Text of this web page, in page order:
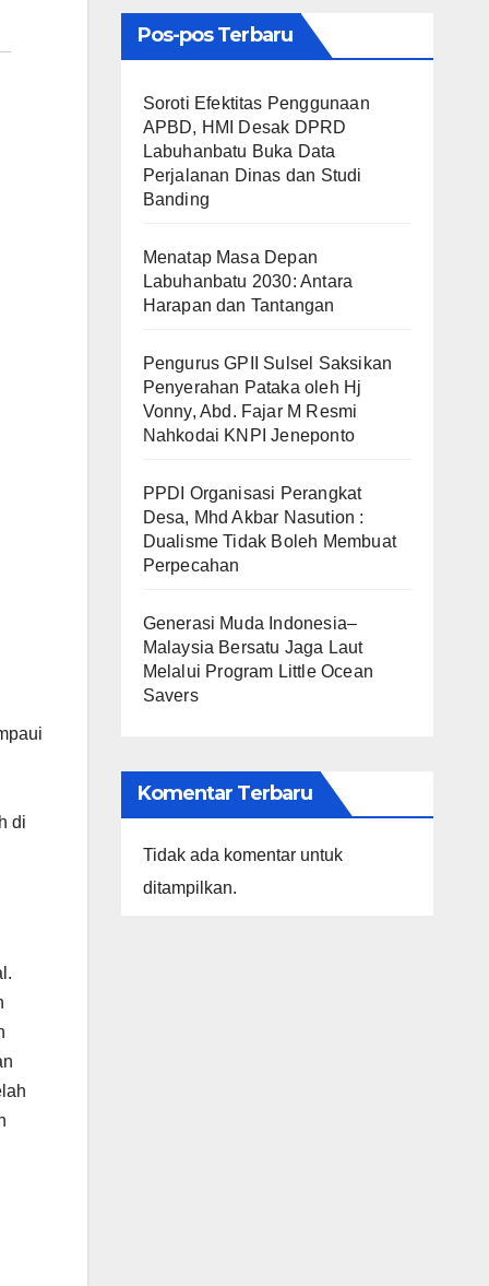
di
Pos-pos Terbaru
Soroti Efektitas Penggunaan
APBD, HMI Desak DPRD
Labuhanbatu Buka Data
Perjalanan Dinas dan Studi
Banding
Menatap Masa Depan
Labuhanbatu 2030: Antara
Harapan dan Tantangan
Pengurus GPII Sulsel Saksikan
Penyerahan Pataka oleh Hj
Vonny, Abd. Fajar M Resmi
Nahkodai KNPI Jeneponto
PPDI Organisasi Perangkat
Desa, Mhd Akbar Nasution :
Dualisme Tidak Boleh Membuat
Perpecahan
Generasi Muda Indonesia–
Malaysia Bersatu Jaga Laut
Melalui Program Little Ocean
Savers
Komentar Terbaru
Tidak ada komentar untuk
ditampilkan.